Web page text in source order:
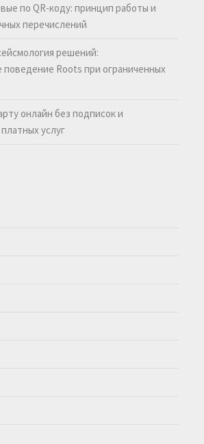
по QR-коду: принцип работы и
перечислений
решений:
поведение Roots при ограниченных
онлайн без подписок и
услуг